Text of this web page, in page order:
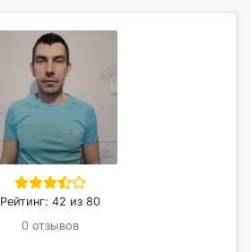
Рейтинг: 42 из 80
0 отзывов